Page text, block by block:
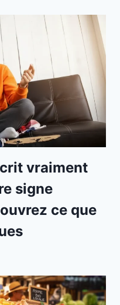
vraiment
signe
ce que